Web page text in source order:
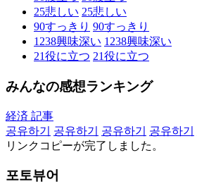
25悲しい 25悲しい
90すっきり 90すっきり
1238興味深い 1238興味深い
21役に立つ 21役に立つ
みんなの感想ランキング
経済 記事
공유하기
공유하기 공유하기 공유하기
リンクコピーが完了しました。
포토뷰어